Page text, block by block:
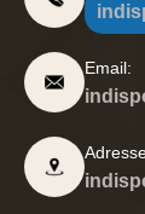
Email: